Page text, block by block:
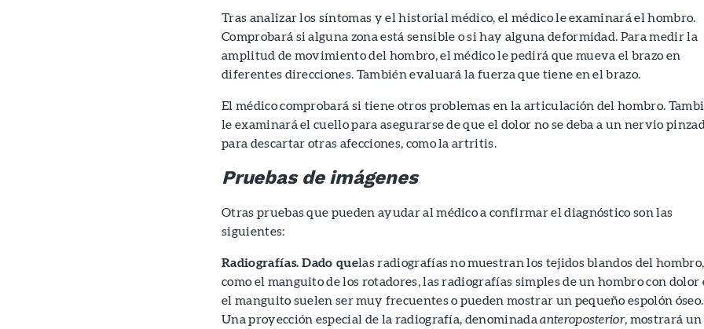
Tras analizar los síntomas y el historial médico, el médico le examinará el hombro.
Comprobará si alguna zona está sensible o si hay alguna deformidad. Para medir la
amplitud de movimiento del hombro, el médico le pedirá que mueva el brazo en
diferentes direcciones. También evaluará la fuerza que tiene en el brazo.
El médico comprobará si tiene otros problemas en la articulación del hombro.
le examinará el cuello para asegurarse de que el dolor no se deba a un nervio
para descartar otras afecciones, como la artritis.
Pruebas de imágenes
Otras pruebas que pueden ayudar al médico a confirmar el diagnóstico son las
siguientes:
Radiografías. Dado quelas radiografías no muestran los tejidos blandos del hombro,
como el manguito de los rotadores, las radiografías simples de un hombro con dolor
el manguito suelen ser muy frecuentes o pueden mostrar un pequeño espolón óseo.
Una proyección especial de la radiografía, denominadaanteroposterior, mostrará un